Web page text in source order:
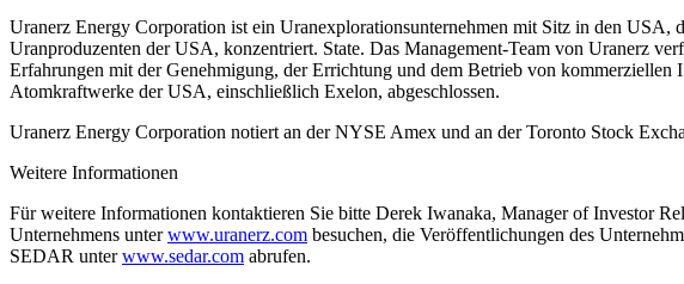
Uranerz Energy Corporation ist ein Uranexplorationsunternehmen mit Sitz in den
Uranproduzenten der USA, konzentriert. State. Das Management-Team von Uranerz
Erfahrungen mit der Genehmigung, der Errichtung und dem Betrieb von
Atomkraftwerke der USA, einschließlich Exelon, abgeschlossen.
Uranerz Energy Corporation notiert an der NYSE Amex und an der Toronto Stock
Weitere Informationen
Für weitere Informationen kontaktieren Sie bitte Derek Iwanaka, Manager of Investor
Unternehmens unterwww.uranerz.com besuchen, die Veröffentlichungen des
SEDAR unterwww.sedar.com abrufen.